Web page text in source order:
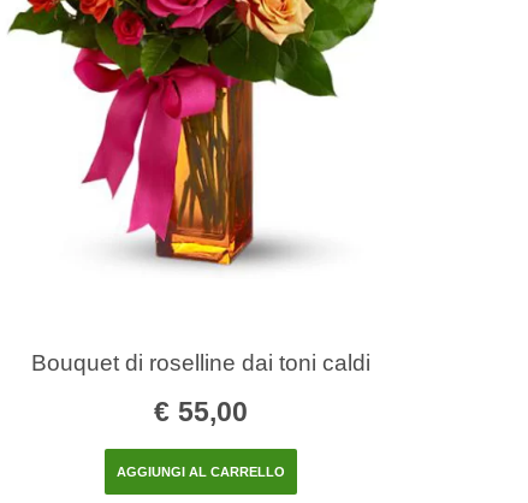
Bouquet di roselline dai toni caldi
€ 55,00
AGGIUNGI AL CARRELLO